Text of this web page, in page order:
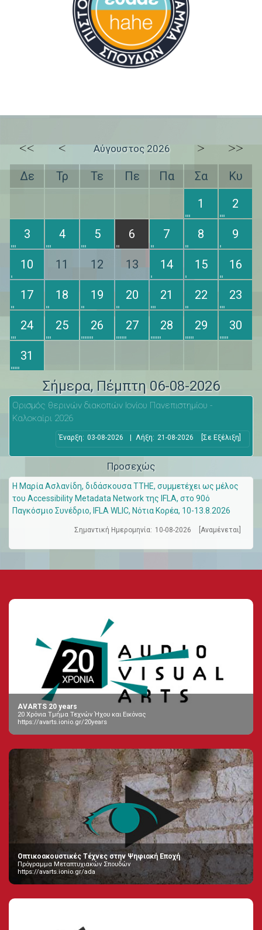
<< < Αύγουστος 2026 > >>
Δε Τρ Τε Πε Πα Σα
Κυ
1
2
3 4 5 6 7 8 9
10 11 12 13 14 15 16
17 18 19 20 21 22 23
24 25 26 27 28 29 30
31
Σήμερα, Πέμπτη 06-08-2026
Ορισμός θερινών διακοπών Ιονίου Πανεπιστημίου -
Καλοκαίρι 2026
Έναρξη: 03-08-2026 | Λήξη: 21-08-2026 [Σε Εξέλιξη]
Προσεχώς
Η Μαρία Ασλανίδη, διδάσκουσα ΤΤΗΕ, συμμετέχει ως μέλος
του Accessibility Metadata Network της IFLA, στο 90ό
Παγκόσμιο Συνέδριο, IFLA WLIC, Νότια Κορέα, 10-13.8.2026
Σημαντική Ημερομηνία: 10-08-2026 [Αναμένεται]
AVARTS 20 years
20 Χρόνια Τμήμα Τεχνών Ήχου και Εικόνας
https://avarts.ionio.gr/20years
Οπτικοακουστικές Τέχνες στην Ψηφιακή Εποχή
Πρόγραμμα Μεταπτυχιακών Σπουδών
https://avarts.ionio.gr/ada